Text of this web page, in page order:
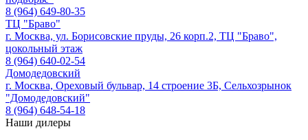
8 (964) 649-80-35
ТЦ "Браво"
г. Москва, ул. Борисовские пруды, 26 корп.2, ТЦ "Браво",
цокольный этаж
8 (964) 640-02-54
Домодедовский
г. Москва, Ореховый бульвар, 14 строение 3Б, Сельхозрынок
"Домодедовский"
8 (964) 648-54-18
Наши дилеры